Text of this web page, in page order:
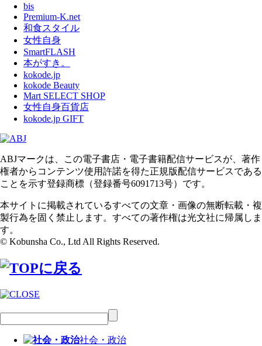
bis
Premium-K.net
和食スタイル
女性自身
SmartFLASH
本がすき。
kokode.jp
kokode Beauty
Mart SELECT SHOP
女性自身百貨店
kokode.jp GIFT
ABJマークは、この電子書店・電子書籍配信サービスが、著作
権者からコンテンツ使用許諾を得た正規版配信サービスである
ことを示す登録商標（登録番号6091713号）です。
本サイトに掲載されているすべての文章・画像の無断転載・複
製行為を固く禁止します。すべての著作権は光文社に帰属しま
す。
© Kobunsha Co., Ltd All Rights Reserved.
社会・政治